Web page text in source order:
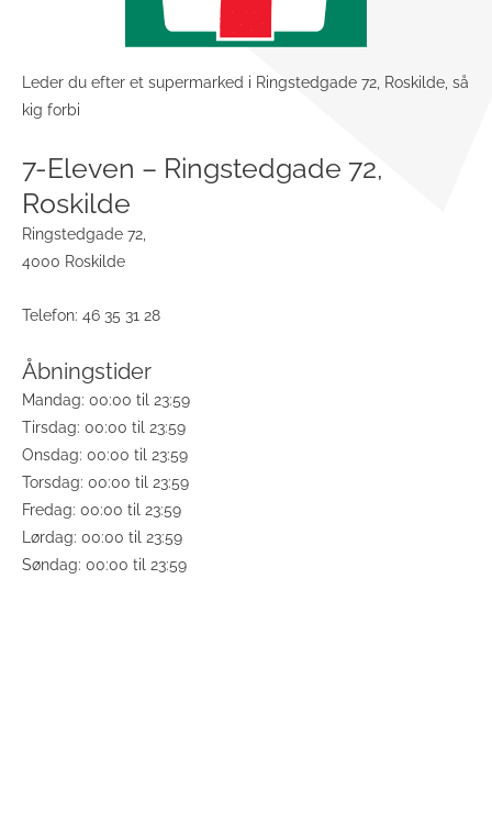
Leder du efter et supermarked i Ringstedgade 72, Roskilde, så
kig forbi
7-Eleven – Ringstedgade 72,
Roskilde
Ringstedgade 72,
4000 Roskilde
Telefon: 46 35 31 28
Åbningstider
Mandag: 00:00 til 23:59
Tirsdag: 00:00 til 23:59
Onsdag: 00:00 til 23:59
Torsdag: 00:00 til 23:59
Fredag: 00:00 til 23:59
Lørdag: 00:00 til 23:59
Søndag: 00:00 til 23:59